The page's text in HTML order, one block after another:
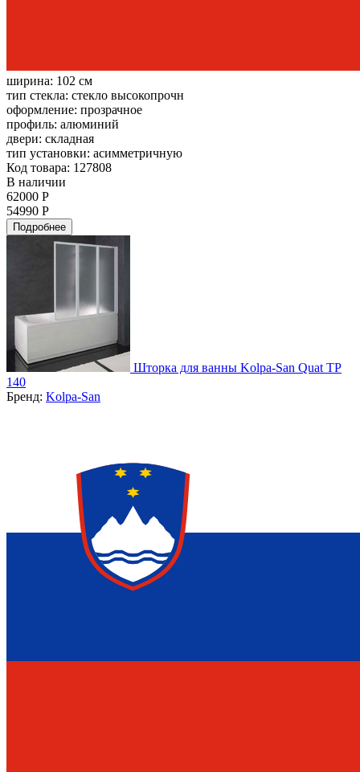
ширина: 102 см
тип стекла: стекло высокопрочн
оформление: прозрачное
профиль: алюминий
двери: складная
тип установки: асимметричную
Код товара: 127808
В наличии
62000 Р
54990 Р
Подробнее
Шторка для ванны Kolpa-San Quat TP
140
Бренд: Kolpa-San